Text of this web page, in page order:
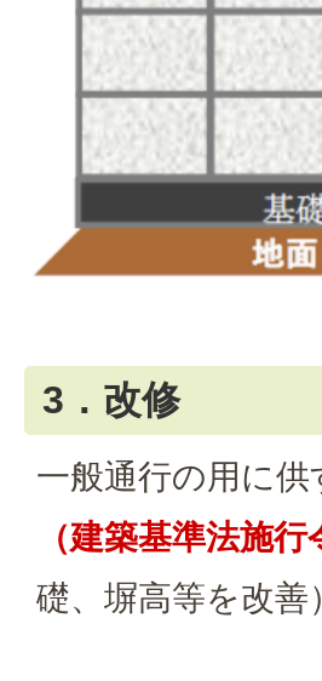
3．改修
一般通行の用に供
（建築基準法施
礎、塀高等を改善